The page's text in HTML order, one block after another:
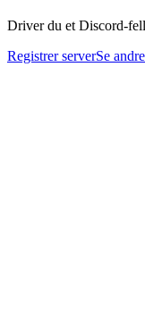
Driver du et Discord-
Registrer serverSe